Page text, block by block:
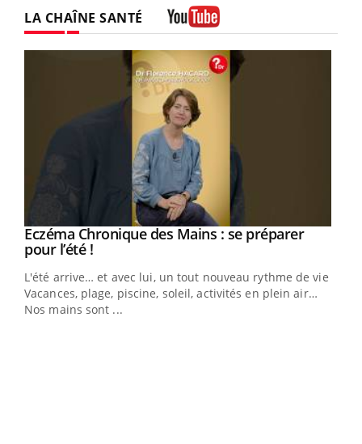
LA CHAÎNE SANTÉ
Youtube
Eczéma Chronique des Mains : se préparer
pour l’été !Youtube
L'été arrive… et avec lui, un tout nouveau rythme de vie !
Vacances, plage, piscine, soleil, activités en plein air…
Nos mains sont ...